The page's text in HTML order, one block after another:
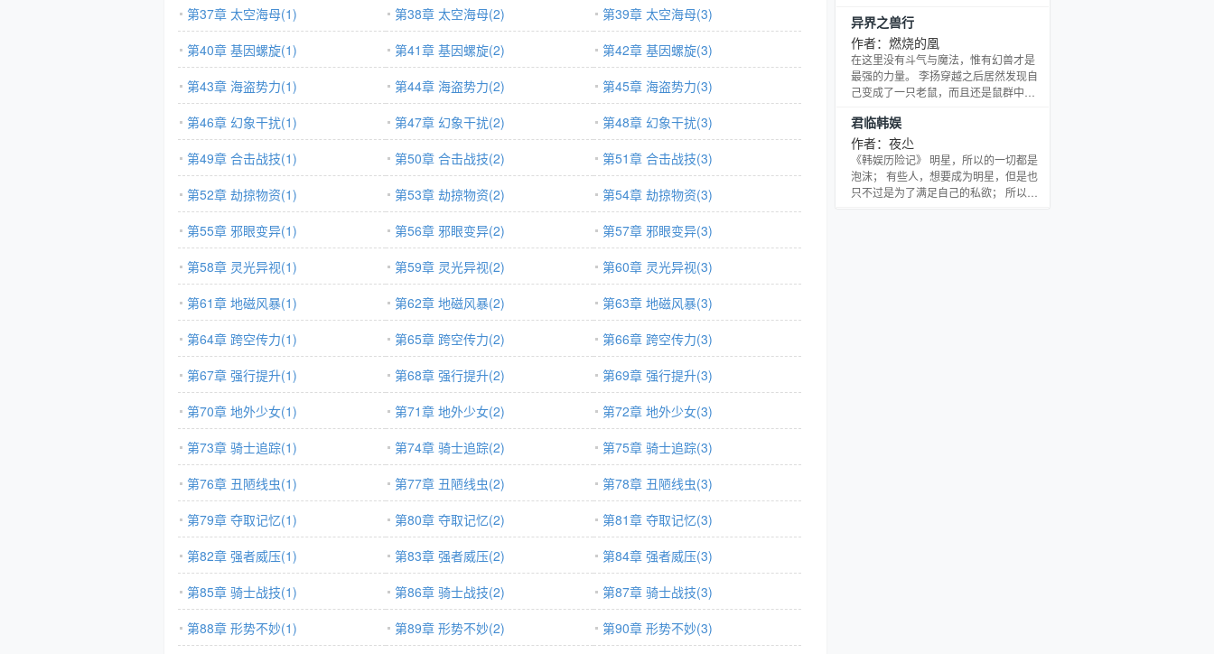
第37章 太空海母(1)
第38章 太空海母(2)
第39章 太空海母(3)
第40章 基因螺旋(1)
第41章 基因螺旋(2)
第42章 基因螺旋(3)
第43章 海盗势力(1)
第44章 海盗势力(2)
第45章 海盗势力(3)
第46章 幻象干扰(1)
第47章 幻象干扰(2)
第48章 幻象干扰(3)
第49章 合击战技(1)
第50章 合击战技(2)
第51章 合击战技(3)
第52章 劫掠物资(1)
第53章 劫掠物资(2)
第54章 劫掠物资(3)
第55章 邪眼变异(1)
第56章 邪眼变异(2)
第57章 邪眼变异(3)
第58章 灵光异视(1)
第59章 灵光异视(2)
第60章 灵光异视(3)
第61章 地磁风暴(1)
第62章 地磁风暴(2)
第63章 地磁风暴(3)
第64章 跨空传力(1)
第65章 跨空传力(2)
第66章 跨空传力(3)
第67章 强行提升(1)
第68章 强行提升(2)
第69章 强行提升(3)
第70章 地外少女(1)
第71章 地外少女(2)
第72章 地外少女(3)
第73章 骑士追踪(1)
第74章 骑士追踪(2)
第75章 骑士追踪(3)
第76章 丑陋线虫(1)
第77章 丑陋线虫(2)
第78章 丑陋线虫(3)
第79章 夺取记忆(1)
第80章 夺取记忆(2)
第81章 夺取记忆(3)
第82章 强者威压(1)
第83章 强者威压(2)
第84章 强者威压(3)
第85章 骑士战技(1)
第86章 骑士战技(2)
第87章 骑士战技(3)
第88章 形势不妙(1)
第89章 形势不妙(2)
第90章 形势不妙(3)
有600万户3000万人死于战乱，而
释：官运亨通，步步高升。 非官方解
释：仕途之路，畅通无阻。 穆竣解释：
别挡着我，别碍着我，别试图挑衅我!我
的路，在我手中！ 民间解释：他只是一
个老百姓认可的父母官！ 群：三九六零
异界之兽行
作者：燃烧的凰
在这里没有斗气与魔法，惟有幻兽才是
最强的力量。 李扬穿越之后居然发现自
己变成了一只老鼠，而且还是鼠群中最
是因为之前揍了一条神龙…… 以最弱小
幻兽的身份，他该如何在异界生存下
去。对此李扬表示鸭梨很大。
=============【书友交流意见群：
（64620159）】============== 燃
君临韩娱
作者：夜尐
《韩娱历险记》 明星，所以的一切都是
泡沫； 有些人，想要成为明星，但是也
只不过是为了满足自己的私欲； 所以，